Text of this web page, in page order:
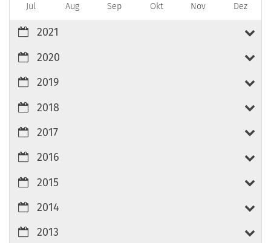
Jul Aug Sep Okt Nov Dez
2021
2020
2019
2018
2017
2016
2015
2014
2013